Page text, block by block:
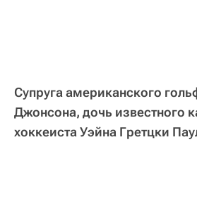
Супруга американского
Джонсона, дочь известного
хоккеиста Уэйна Гретцки